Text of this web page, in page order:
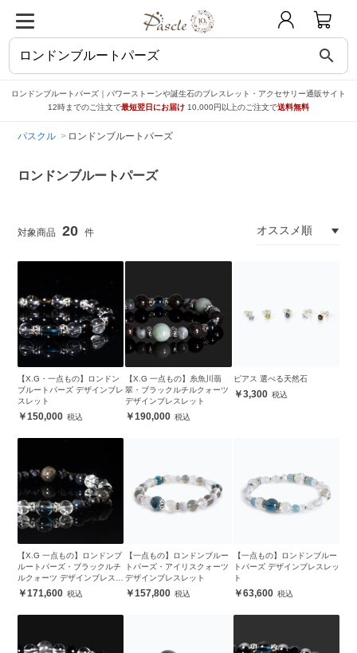
search
ロンドンブルートパーズ｜パワーストーンや誕生石のブレスレット・アクセサリー通販サイト
12時までのご注文で最短翌日にお届け 10,000円以上のご注文で送料無料
パスクル ロンドンブルートパーズ
ロンドンブルートパーズ
20
【X.G・一点もの】ロンドン
ブルートパーズ デザインブレ
スレット
150,000
【X.G 一点もの】糸魚川翡
翠・ブラックルチルクォーツ
デザインブレスレット
190,000
ピアス 選べる天然石
3,300
【X.G 一点もの】ロンドンブ
ルートパーズ・ブラックルチ
ルクォーツ デザインブレスレ
ット171,600
【一点もの】ロンドンブルー
トパーズ・アイリスクォーツ
デザインブレスレット
157,800
【一点もの】ロンドンブルー
トパーズ デザインブレスレッ
ト
63,600